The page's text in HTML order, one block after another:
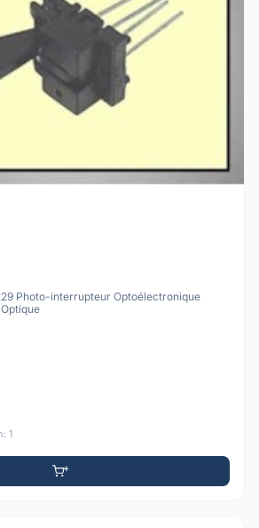
Photo-interrupteur Optoélectronique
1